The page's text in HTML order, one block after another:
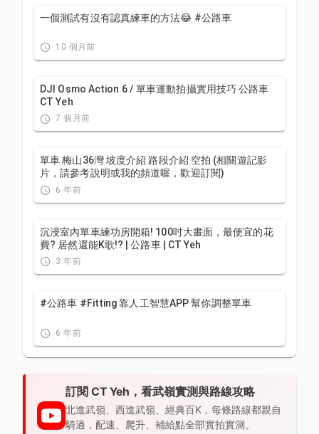
一個測試有沒有認真練車的方法😂 #公路車
10 個月前
DJI Osmo Action 6 / 單車運動拍攝實用技巧 公路車
CT Yeh
7 個月前
單車 梅山36灣 坡度介紹 路段介紹 空拍 (相關遊記影
片，請參考說明或我的頻道喔，歡迎訂閱)
6 年前
沉浸室內單車練功房開箱! 100吋大畫面，最便宜的花
費? 居然還能K歌!? | 公路車 | CT Yeh
3 年前
#公路車 #Fitting 靠人工智慧APP 幫你調整單車
6 年前
訂閱 CT Yeh，看武嶺實測與路線攻略
北進武嶺、西進武嶺、經典百K，每條路線都親自
騎過，配速、爬升、補給點全部實拍實測。